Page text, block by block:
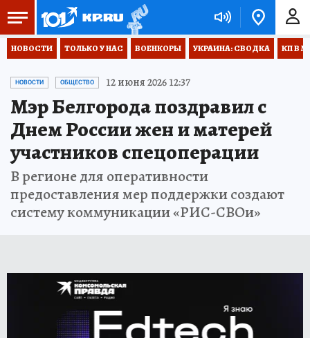
НОВОСТИ ТОЛЬКО У НАС ВОЕНКОРЫ УКРАИНА: СВОДКА КП В
НОВОСТИ ОБЩЕСТВО 12 июня 2026 12:37
Мэр Белгорода поздравил с
Днем России жен и матерей
участников спецоперации
В регионе для оперативности
предоставления мер поддержки создают
систему коммуникации «РИС-СВОи»